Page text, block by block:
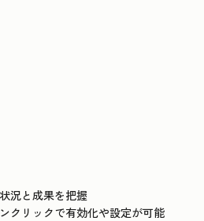
況と成果を把握
クリックで有効化や設定が可能